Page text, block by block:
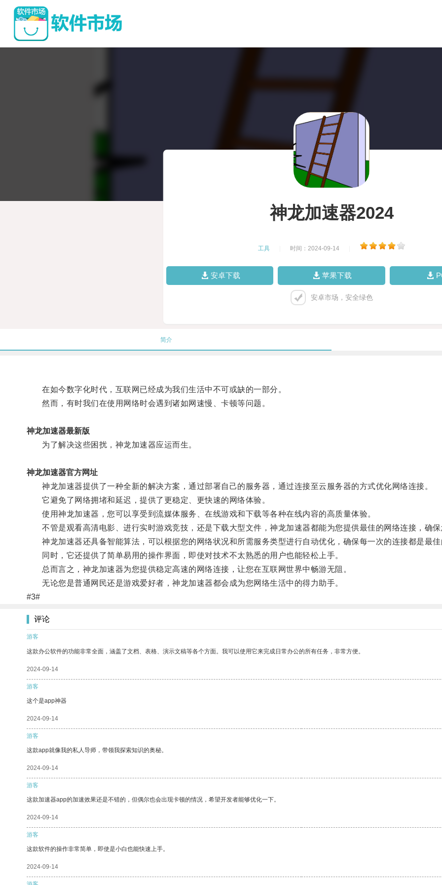
神龙加速器2024
工具 时间：2024-09-14
安卓下载 苹果下载
安卓市场，安全绿色
简介
在如今数字化时代，互联网已经成为我们生活中不可或缺的一部分。
然而，有时我们在使用网络时会遇到诸如网速慢、卡顿等问题。
神龙加速器最新版
为了解决这些困扰，神龙加速器应运而生。
神龙加速器官方网址
神龙加速器提供了一种全新的解决方案，通过部署自己的服务器，通过连接至云服务器的方式优化网络连接。
它避免了网络拥堵和延迟，提供了更稳定、更快速的网络体验。
使用神龙加速器，您可以享受到流媒体服务、在线游戏和下载等各种在线内容的高质量体验。
不管是观看高清电影、进行实时游戏竞技，还是下载大型文件，神龙加速器都能为您提供最佳的网络连接，确保
神龙加速器还具备智能算法，可以根据您的网络状况和所需服务类型进行自动优化，确保每一次的连接都是最佳
同时，它还提供了简单易用的操作界面，即使对技术不太熟悉的用户也能轻松上手。
总而言之，神龙加速器为您提供稳定高速的网络连接，让您在互联网世界中畅游无阻。
无论您是普通网民还是游戏爱好者，神龙加速器都会成为您网络生活中的得力助手。
#3#
评论
游客
这款办公软件的功能非常全面，涵盖了文档、表格、演示文稿等各个方面。我可以使用它来完成日常办公的所有任务，非常方便。
2024-09-14
游客
这个是app神器
2024-09-14
游客
这款app就像我的私人导师，带领我探索知识的奥秘。
2024-09-14
游客
这款加速器app的加速效果还是不错的，但偶尔也会出现卡顿的情况，希望开发者能够优化一下。
2024-09-14
游客
这款软件的操作非常简单，即使是小白也能快速上手。
2024-09-14